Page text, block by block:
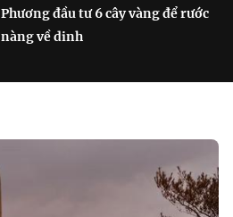
Phương đầu tư 6 cây vàng để rước
nàng về dinh